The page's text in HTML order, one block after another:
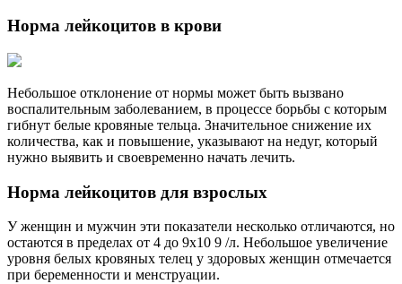
Норма лейкоцитов в крови
Небольшое отклонение от нормы может быть вызвано
воспалительным заболеванием, в процессе борьбы с которым
гибнут белые кровяные тельца. Значительное снижение их
количества, как и повышение, указывают на недуг, который
нужно выявить и своевременно начать лечить.
Норма лейкоцитов для взрослых
У женщин и мужчин эти показатели несколько отличаются, но
остаются в пределах от 4 до 9х10 9 /л. Небольшое увеличение
уровня белых кровяных телец у здоровых женщин отмечается
при беременности и менструации.